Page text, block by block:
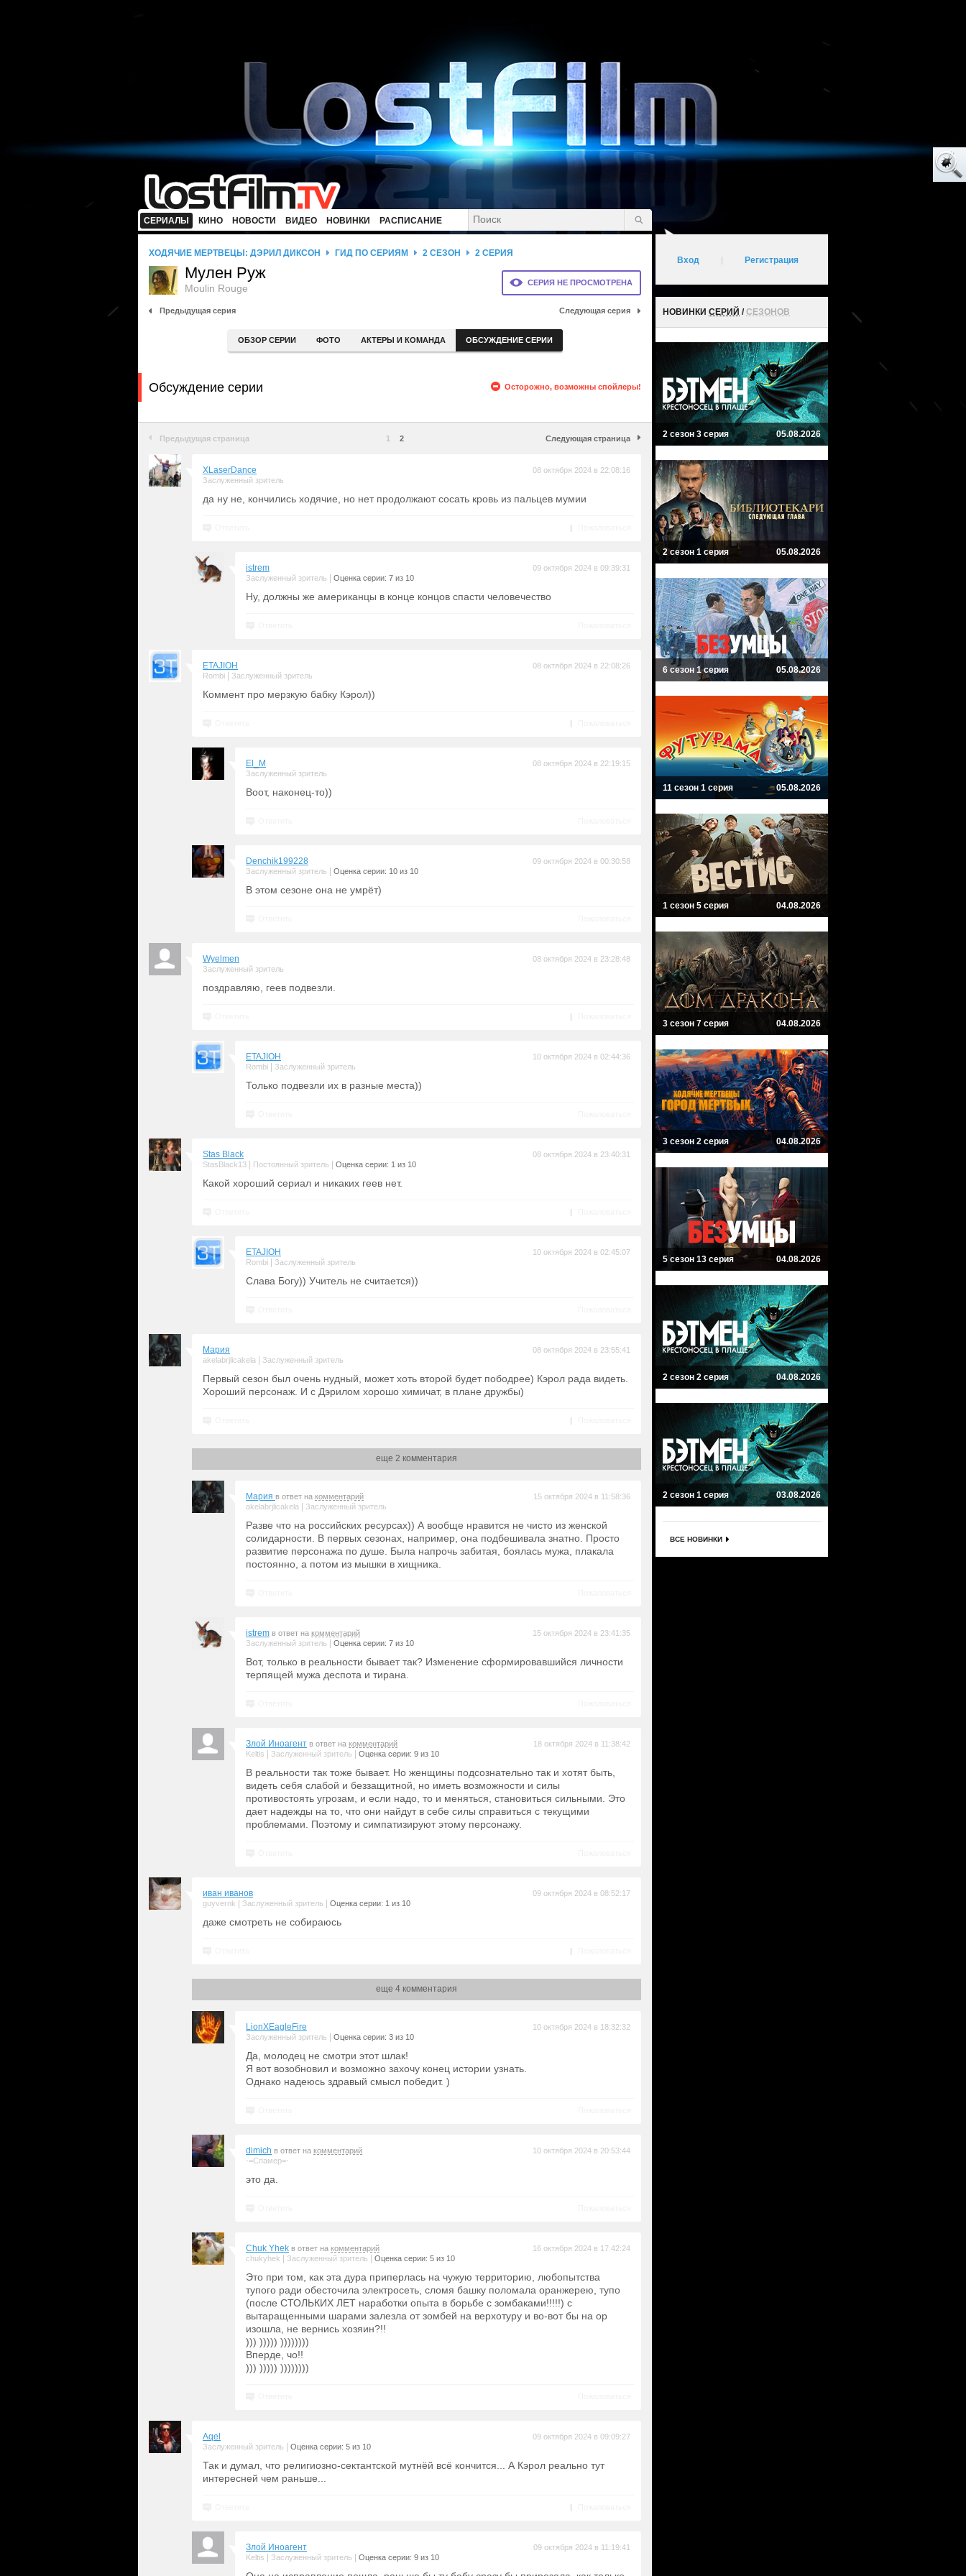
СЕРИАЛЫ КИНО НОВОСТИ ВИДЕО НОВИНКИ РАСПИСАНИЕ
СЕРИЯ НЕ ПРОСМОТРЕНА
ХОДЯЧИЕ МЕРТВЕЦЫ: ДЭРИЛ ДИКСОН ГИД ПО СЕРИЯМ 2 СЕЗОН 2 СЕРИЯ
Мулен Руж
Moulin Rouge
Предыдущая серия Следующая серия
ОБЗОР СЕРИИ ФОТО АКТЕРЫ И КОМАНДА ОБСУЖДЕНИЕ СЕРИИ
Осторожно, возможны спойлеры!
Обсуждение серии
Предыдущая страница 1 2 Следующая страница
XLaserDance
Заслуженный зритель
08 октября 2024 в 22:08:16
да ну не, кончились ходячие, но нет продолжают сосать кровь из пальцев мумии
|
istrem
Заслуженный зритель Оценка серии: 7 из 10
09 октября 2024 в 09:39:31
Ну, должны же американцы в конце концов спасти человечество
ETAJIOH
Rombi Заслуженный зритель
08 октября 2024 в 22:08:26
Коммент про мерзкую бабку Кэрол))
|
El_M
Заслуженный зритель
08 октября 2024 в 22:19:15
Воот, наконец-то))
Denchik199228
Заслуженный зритель Оценка серии: 10 из 10
09 октября 2024 в 00:30:58
В этом сезоне она не умрёт)
Wyelmen
Заслуженный зритель
08 октября 2024 в 23:28:48
поздравляю, геев подвезли.
|
ETAJIOH
Rombi Заслуженный зритель
10 октября 2024 в 02:44:36
Только подвезли их в разные места))
Stas Black
StasBlack13 Постоянный зритель Оценка серии: 1 из 10
08 октября 2024 в 23:40:31
Какой хороший сериал и никаких геев нет.
|
ETAJIOH
Rombi Заслуженный зритель
10 октября 2024 в 02:45:07
Слава Богу)) Учитель не считается))
Мария
akelabrjlicakela Заслуженный зритель
08 октября 2024 в 23:55:41
Первый сезон был очень нудный, может хоть второй будет пободрее) Кэрол рада видеть.
Хороший персонаж. И с Дэрилом хорошо химичат, в плане дружбы)
|
еще 2 комментария
Мария в ответ на комментарий
akelabrjlicakela
Заслуженный зритель
15 октября 2024 в 11:58:36
Разве что на российских ресурсах)) А вообще нравится не чисто из женской
солидарности. В первых сезонах, например, она подбешивала знатно. Просто
развитие персонажа по душе. Была напрочь забитая, боялась мужа, плакала
постоянно, а потом из мышки в хищника.
istrem в ответ на комментарий
Заслуженный зритель
Оценка серии: 7 из 10
15 октября 2024 в 23:41:35
Вот, только в реальности бывает так? Изменение сформировавшийся личности
терпящей мужа деспота и тирана.
Злой Иноагент в ответ на комментарий
Keltis
Заслуженный зритель Оценка серии: 9 из 10
18 октября 2024 в 11:38:42
В реальности так тоже бывает. Но женщины подсознательно так и хотят быть,
видеть себя слабой и беззащитной, но иметь возможности и силы
противостоять угрозам, и если надо, то и меняться, становиться сильными. Это
дает надежды на то, что они найдут в себе силы справиться с текущими
проблемами. Поэтому и симпатизируют этому персонажу.
иван иванов
guyvernk Заслуженный зритель Оценка серии: 1 из 10
09 октября 2024 в 08:52:17
даже смотреть не собираюсь
|
еще 4 комментария
LionXEagleFire
Заслуженный зритель Оценка серии: 3 из 10
10 октября 2024 в 18:32:32
Да, молодец не смотри этот шлак!
Я вот возобновил и возможно захочу конец истории узнать.
Однако надеюсь здравый смысл победит. )
dimich в ответ на комментарий
-=Спамер=-
10 октября 2024 в 20:53:44
это да.
Chuk Yhek в ответ на комментарий
chukyhek
Заслуженный зритель Оценка серии: 5 из 10
16 октября 2024 в 17:42:24
Это при том, как эта дура приперлась на чужую территорию, любопытства
тупого ради обесточила электросеть, сломя башку поломала оранжерею, тупо
(после СТОЛЬКИХ ЛЕТ наработки опыта в борьбе с зомбаками!!!!!) с
вытаращенными шарами залезла от зомбей на верхотуру и во-вот бы на ор
изошла, не вернись хозяин?!!
))) ))))) ))))))))
Вперде, чо!!
))) ))))) ))))))))
Aqel
Заслуженный зритель Оценка серии: 5 из 10
09 октября 2024 в 09:09:27
Так и думал, что религиозно-сектантской мутнёй всё кончится... А Кэрол реально тут
интересней чем раньше...
|
Злой Иноагент
Keltis Заслуженный зритель Оценка серии: 9 из 10
09 октября 2024 в 11:19:41
Вход Регистрация
НОВИНКИ СЕРИЙ /СЕЗОНОВ
2 сезон 3 серия 05.08.2026
2 сезон 1 серия 05.08.2026
6 сезон 1 серия 05.08.2026
11 сезон 1 серия 05.08.2026
1 сезон 5 серия 04.08.2026
3 сезон 7 серия 04.08.2026
3 сезон 2 серия 04.08.2026
5 сезон 13 серия 04.08.2026
2 сезон 2 серия 04.08.2026
2 сезон 1 серия 03.08.2026
ВСЕ НОВИНКИ